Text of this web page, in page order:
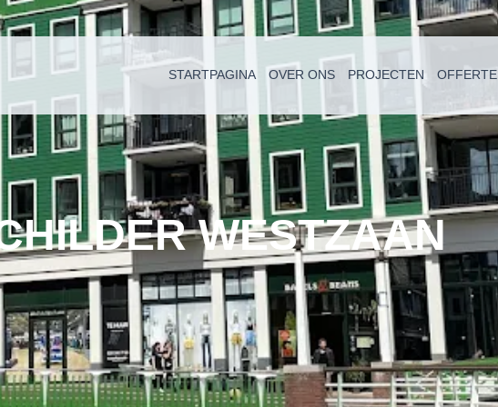
STARTPAGINA OVER ONS PROJECTEN OFFERTE
WESTZAAN